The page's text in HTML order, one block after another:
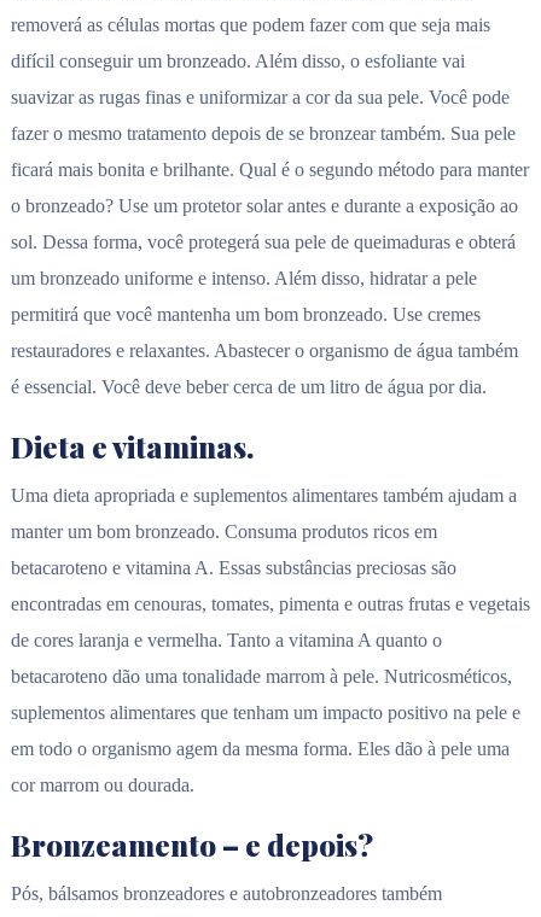
removerá as células mortas que podem fazer com que seja mais
difícil conseguir um bronzeado. Além disso, o esfoliante vai
suavizar as rugas finas e uniformizar a cor da sua pele. Você pode
fazer o mesmo tratamento depois de se bronzear também. Sua pele
ficará mais bonita e brilhante. Qual é o segundo método para manter
o bronzeado? Use um protetor solar antes e durante a exposição ao
sol. Dessa forma, você protegerá sua pele de queimaduras e obterá
um bronzeado uniforme e intenso. Além disso, hidratar a pele
permitirá que você mantenha um bom bronzeado. Use cremes
restauradores e relaxantes. Abastecer o organismo de água também
é essencial. Você deve beber cerca de um litro de água por dia.
Dieta e vitaminas.
Uma dieta apropriada e suplementos alimentares também ajudam a
manter um bom bronzeado. Consuma produtos ricos em
betacaroteno e vitamina A. Essas substâncias preciosas são
encontradas em cenouras, tomates, pimenta e outras frutas e vegetais
de cores laranja e vermelha. Tanto a vitamina A quanto o
betacaroteno dão uma tonalidade marrom à pele. Nutricosméticos,
suplementos alimentares que tenham um impacto positivo na pele e
em todo o organismo agem da mesma forma. Eles dão à pele uma
cor marrom ou dourada.
Bronzeamento – e depois?
Pós, bálsamos bronzeadores e autobronzeadores também